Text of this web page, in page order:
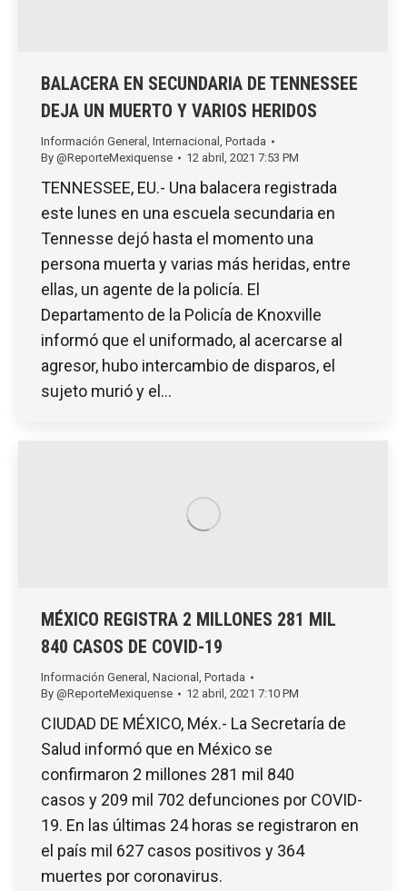
BALACERA EN SECUNDARIA DE TENNESSEE
DEJA UN MUERTO Y VARIOS HERIDOS
Información General , Internacional , Portada
By @ReporteMexiquense 12 abril, 2021 7:53 PM
TENNESSEE, EU.- Una balacera registrada
este lunes en una escuela secundaria en
Tennesse dejó hasta el momento una
persona muerta y varias más heridas, entre
ellas, un agente de la policía. El
Departamento de la Policía de Knoxville
informó que el uniformado, al acercarse al
agresor, hubo intercambio de disparos, el
sujeto murió y el…
MÉXICO REGISTRA 2 MILLONES 281 MIL
840 CASOS DE COVID-19
Información General Nacional
Portada
By @ReporteMexiquense 12 abril, 2021 7:10 PM
CIUDAD DE MÉXICO, Méx.- La Secretaría de
Salud informó que en México se
confirmaron 2 millones 281 mil 840
casos y 209 mil 702 defunciones por COVID-
19. En las últimas 24 horas se registraron en
el país mil 627 casos positivos y 364
muertes por coronavirus.